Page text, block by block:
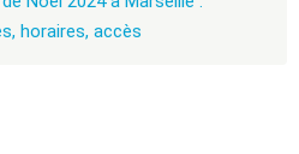
horaires, accès